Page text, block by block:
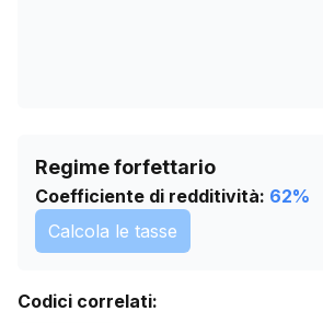
Regime forfettario
Coefficiente di redditività: 62%
Calcola le tasse
Codici correlati: